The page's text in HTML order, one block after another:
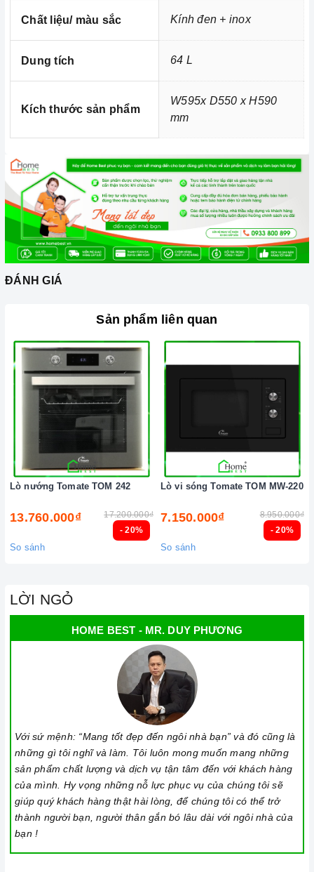
Chất liệu/ màu sắc Kính đen + inox
Dung tích 64 L
Kích thước sản phẩm
W595x D550 x H590
mm
ĐÁNH GIÁ
Sản phẩm liên quan
- 20%
Lò nướng Tomate TOM 242
13.760.000₫ 17.200.000₫
So sánh
- 20%
Lò vi sóng Tomate TOM MW-220
7.150.000₫ 8.950.000₫
So sánh
LỜI NGỎ
HOME BEST - MR. DUY PHƯƠNG
Với sứ mệnh: “Mang tốt đẹp đến ngôi nhà bạn” và đó cũng là
những gì tôi nghĩ và làm. Tôi luôn mong muốn mang những
sản phẩm chất lượng và dịch vụ tận tâm đến với khách hàng
của mình. Hy vọng những nỗ lực phục vụ của chúng tôi sẽ
giúp quý khách hàng thật hài lòng, để chúng tôi có thể trở
thành người bạn, người thân gắn bó lâu dài với ngôi nhà của
bạn !